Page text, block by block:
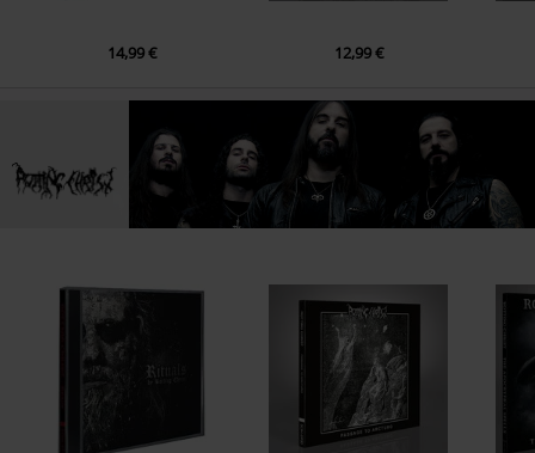
14,99 € 12,99 €